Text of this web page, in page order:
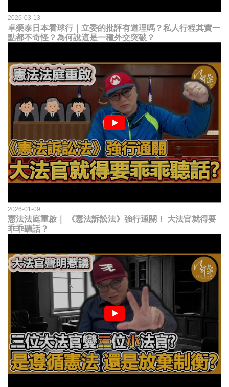
2026-03-13
卓榮泰日本看球行｜立委的批評有道理嗎？私人行程其實一
點都不奇怪？為何說這是一種外交突破？
2026-01-09
憲法法庭重啟｜ 《憲法訴訟法》強行通關！ 大法官就得要
乖乖聽話？